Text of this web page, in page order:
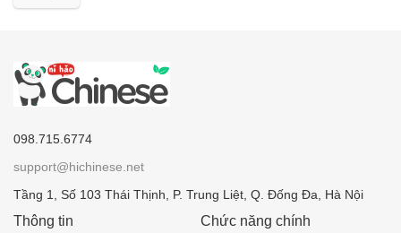
098.715.6774
support@hichinese.net
Tầng 1, Số 103 Thái Thịnh, P. Trung Liệt, Q. Đống Đa, Hà Nội
Thông tin Chức năng chính